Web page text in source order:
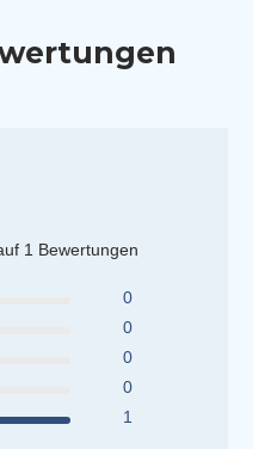
1 Bewertungen
0
0
0
0
1